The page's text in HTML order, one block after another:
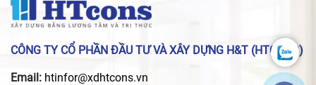
CÔNG TY CỔ PHẦN ĐẦU TƯ VÀ XÂY DỰNG H&T (HTCONS)
Email: htinfor@xdhtcons.vn